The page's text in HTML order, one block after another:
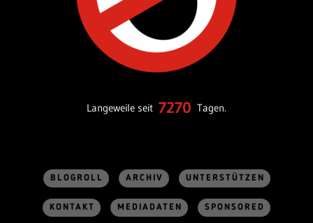
Langeweile seit 7270 Tagen.
BLOGROLL ARCHIV UNTERSTÜTZEN
KONTAKT MEDIADATEN SPONSORED